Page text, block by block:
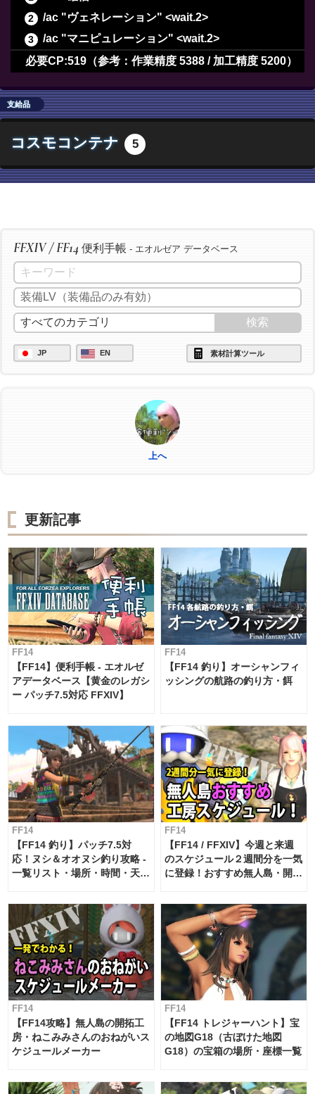
/ac "ヴェネレーション" <wait.2>
/ac "マニピュレーション" <wait.2>
/ac "長期倹約" <wait.2>
/ac "下地作業" <wait.3>
/ac "イノベーション" <wait.2>
/ac "洗練加工" <wait.3>
/ac "加工" <wait.3>
/ac "洗練加工" <wait.3>
/ac "イノベーション" <wait.2>
/ac "匠の神業" <wait.3>
/ac "グレートストライド" <wait.2>
/ac "ビエルゴの祝福" <wait.3>
必要CP:519（参考：作業精度 5388 / 加工精度 5200）
支給品
コスモコンテナ 5
FFXIV / FF14 便利手帳 - エオルゼア データベース
JP EN 素材計算ツール
上へ
更新記事
FF14
【FF14】便利手帳 - エオルゼ
アデータベース【黄金のレガシ
ー パッチ7.5対応 FFXIV】
FF14
【FF14 釣り】オーシャンフィ
ッシングの航路の釣り方・餌
FF14
【FF14 釣り】パッチ7.5対
応！ヌシ＆オオヌシ釣り攻略 -
一覧リスト・場所・時間・天
FF14
【FF14 / FFXIV】今週と来週
のスケジュール２週間分を一気
に登録！おすすめ無人島・開拓
FF14
【FF14攻略】無人島の開拓工
房・ねこみみさんのおねがいス
ケジュールメーカー
FF14
【FF14 トレジャーハント】宝
の地図G18（古ぼけた地図
G18）の宝箱の場所・座標一覧